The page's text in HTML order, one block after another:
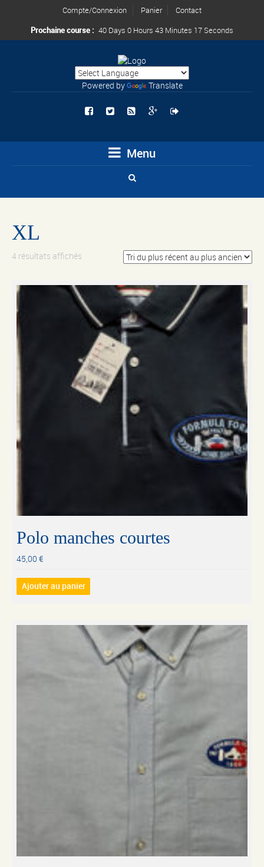
Compte/Connexion Panier
Contact
Prochaine course : 40 Days 0 Hours 43 Minutes 17 Seconds
Powered by Translate
Menu
XL
4 résultats affichés
Polo manches courtes
45,00€
Ajouter au panier